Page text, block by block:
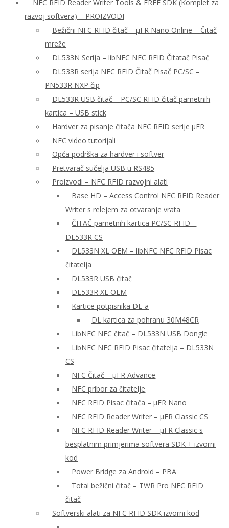
NFC RFID Reader Writer Tools & FREE SDK (Komplet za
razvoj softvera) – PROIZVODI
Bežični NFC RFID čitač – μFR Nano Online – Čitač
mreže
DL533N Serija – libNFC NFC RFID Čitatač Pisač
DL533R serija NFC RFID Čitač Pisač PC/SC –
PN533R NXP čip
DL533R USB čitač – PC/SC RFID čitač pametnih
kartica – USB stick
Hardver za pisanje čitača NFC RFID serije μFR
NFC video tutorijali
Opća podrška za hardver i softver
Pretvarač sučelja USB u RS485
Proizvodi – NFC RFID razvojni alati
Base HD – Access Control NFC RFID Reader
Writer s relejem za otvaranje vrata
ČITAČ pametnih kartica PC/SC RFID –
DL533R CS
DL533N XL OEM – libNFC NFC RFID Pisac
čitatelja
DL533R USB čitač
DL533R XL OEM
Kartice potpisnika DL-a
DL kartica za pohranu 30M48CR
LibNFC NFC čitač – DL533N USB Dongle
LibNFC NFC RFID Pisac čitatelja – DL533N
CS
NFC Čitač – μFR Advance
NFC pribor za čitatelje
NFC RFID Pisac čitača – μFR Nano
NFC RFID Reader Writer – μFR Classic CS
NFC RFID Reader Writer – μFR Classic s
besplatnim primjerima softvera SDK + izvorni
kod
Power Bridge za Android – PBA
Total bežični čitač – TWR Pro NFC RFID
čitač
Softverski alati za NFC RFID SDK izvorni kod